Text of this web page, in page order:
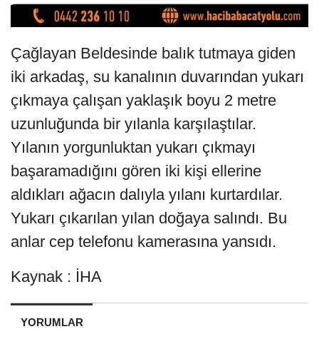
Çağlayan Beldesinde balık tutmaya giden
iki arkadaş, su kanalının duvarından yukarı
çıkmaya çalışan yaklaşık boyu 2 metre
uzunluğunda bir yılanla karşılaştılar.
Yılanın yorgunluktan yukarı çıkmayı
başaramadığını gören iki kişi ellerine
aldıkları ağacın dalıyla yılanı kurtardılar.
Yukarı çıkarılan yılan doğaya salındı. Bu
anlar cep telefonu kamerasına yansıdı.
Kaynak : İHA
YORUMLAR